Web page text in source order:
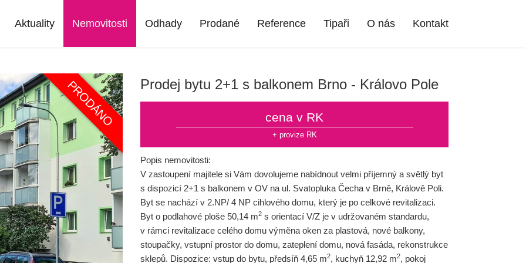
Aktuality Nemovitosti Odhady Prodané Reference Tipaři O nás Kontakt
Prodej bytu 2+1 s balkonem Brno - Královo Pole
cena v RK
+ provize RK
Popis nemovitosti:
V zastoupení majitele si Vám dovolujeme nabídnout velmi příjemný a světlý byt
s dispozicí 2+1 s balkonem v OV na ul. Svatopluka Čecha v Brně, Králově Poli.
Byt se nachází v 2.NP/ 4 NP cihlového domu, který je po celkové revitalizaci.
Byt o podlahové ploše 50,14 m2 s orientací V/Z je v udržovaném standardu,
v rámci revitalizace celého domu výměna oken za plastová, nové balkony,
stoupačky, vstupní prostor do domu, zateplení domu, nová fasáda, rekonstrukce
sklepů. Dispozice: vstup do bytu, předsíň 4,65 m2, kuchyň 12,92 m2, pokoj